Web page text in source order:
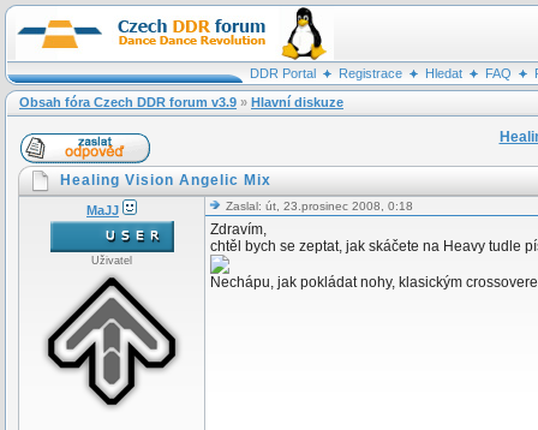
DDR Portal Registrace Hledat FAQ
Obsah fóra Czech DDR forum v3.9 » Hlavní diskuze
Healing Vision Angelic Mix
MaJJ
Uživatel
Zaslal: út, 23.prosinec 2008, 0:18
Zdravím,
chtěl bych se zeptat, jak skáčete na Heavy tudle
Nechápu, jak pokládat nohy, klasickým